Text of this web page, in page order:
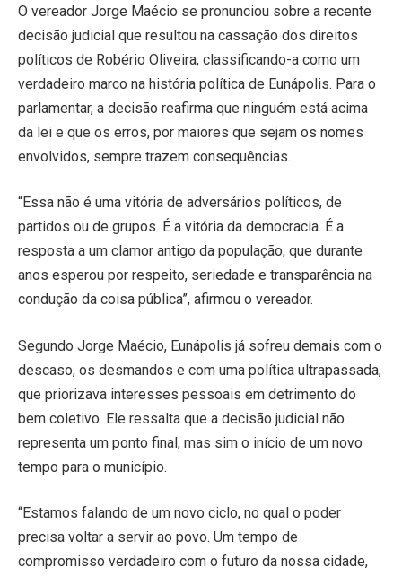
O vereador Jorge Maécio se pronunciou sobre a recente
decisão judicial que resultou na cassação dos direitos
políticos de Robério Oliveira, classificando-a como um
verdadeiro marco na história política de Eunápolis. Para o
parlamentar, a decisão reafirma que ninguém está acima
da lei e que os erros, por maiores que sejam os nomes
envolvidos, sempre trazem consequências.
“Essa não é uma vitória de adversários políticos, de
partidos ou de grupos. É a vitória da democracia. É a
resposta a um clamor antigo da população, que durante
anos esperou por respeito, seriedade e transparência na
condução da coisa pública”, afirmou o vereador.
Segundo Jorge Maécio, Eunápolis já sofreu demais com o
descaso, os desmandos e com uma política ultrapassada,
que priorizava interesses pessoais em detrimento do
bem coletivo. Ele ressalta que a decisão judicial não
representa um ponto final, mas sim o início de um novo
tempo para o município.
“Estamos falando de um novo ciclo, no qual o poder
precisa voltar a servir ao povo. Um tempo de
compromisso verdadeiro com o futuro da nossa cidade,